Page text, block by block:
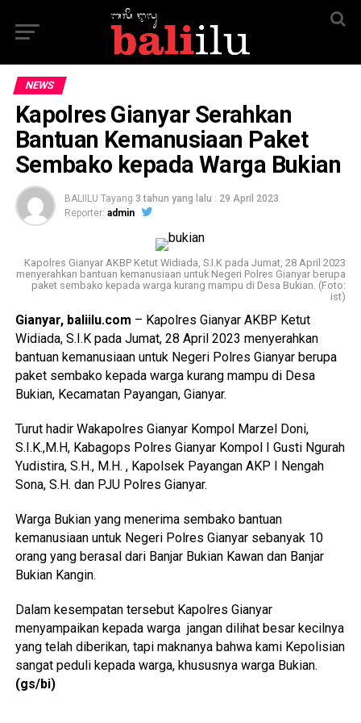
NEWS
Kapolres Gianyar Serahkan
Bantuan Kemanusiaan Paket
Sembako kepada Warga Bukian
BALIILU Tayang 3 tahun yang lalu : 29 April 2023
Reporter: admin
Kapolres Gianyar AKBP Ketut Widiada, S.I.K pada Jumat, 28 April 2023
menyerahkan bantuan kemanusiaan untuk Negeri Polres Gianyar berupa
paket sembako kepada warga kurang mampu di Desa Bukian. (Foto:
ist)
Gianyar, baliilu.com – Kapolres Gianyar AKBP Ketut
Widiada, S.I.K pada Jumat, 28 April 2023 menyerahkan
bantuan kemanusiaan untuk Negeri Polres Gianyar berupa
paket sembako kepada warga kurang mampu di Desa
Bukian, Kecamatan Payangan, Gianyar.
Turut hadir Wakapolres Gianyar Kompol Marzel Doni,
S.I.K.,M.H, Kabagops Polres Gianyar Kompol I Gusti Ngurah
Yudistira, S.H., M.H. , Kapolsek Payangan AKP I Nengah
Sona, S.H. dan PJU Polres Gianyar.
Warga Bukian yang menerima sembako bantuan
kemanusiaan untuk Negeri Polres Gianyar sebanyak 10
orang yang berasal dari Banjar Bukian Kawan dan Banjar
Bukian Kangin.
Dalam kesempatan tersebut Kapolres Gianyar
menyampaikan kepada warga jangan dilihat besar kecilnya
yang telah diberikan, tapi maknanya bahwa kami Kepolisian
sangat peduli kepada warga, khususnya warga Bukian.
(gs/bi)